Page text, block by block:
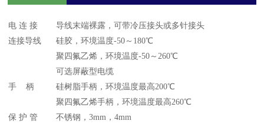
电 连 接
导线末端裸露，可带冷压接头或多针接头
连接导线
硅胶，环境温度-50～180℃
聚四氟乙烯，环境温度-50～260℃
可选屏蔽型电缆
手 柄
硅树脂手柄，环境温度最高200℃
聚四氟乙烯手柄，环境温度最高260℃
保 护 管
不锈钢，3mm，4mm